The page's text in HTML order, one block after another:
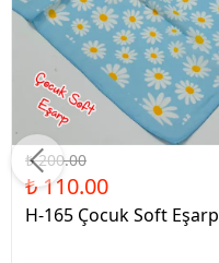
%45 İndirim
₺ 200.00
₺ 110.00
H-165 Çocuk Soft Eşarp